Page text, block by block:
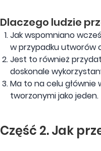
Dlaczego ludzie
Jak wspomniano
w przypadku utworów
Jest to również
doskonale
Ma to na celu
tworzonymi jako jeden.
Część 2. Jak